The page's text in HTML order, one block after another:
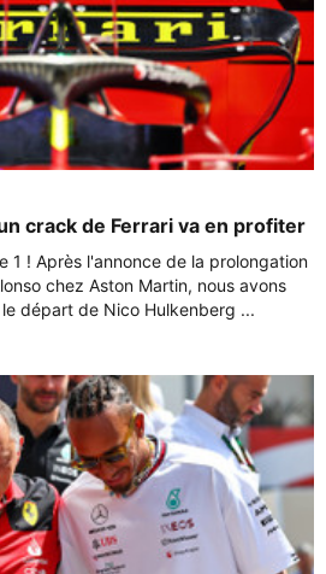
crack de Ferrari va en profiter
1 ! Après l'annonce de la prolongation
chez Aston Martin, nous avons
départ de Nico Hulkenberg ...